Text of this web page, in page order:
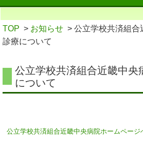
TOP > お知らせ > 公立学校共済組
診療について
公立学校共済組合近畿中央
について
公立学校共済組合近畿中央病院ホームページ